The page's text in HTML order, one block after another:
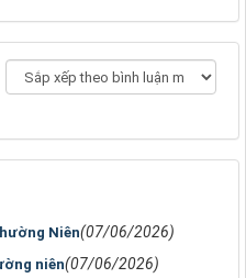
Niên(07/06/2026)
niên(07/06/2026)